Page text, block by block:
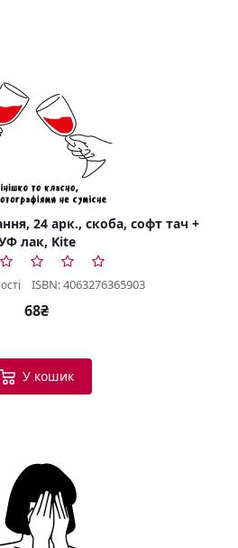
24 арк., скоба, софт тач +
лак, Kite
ISBN: 4063276365903
68₴
У кошик